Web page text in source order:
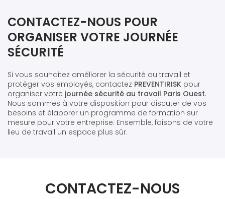
CONTACTEZ-NOUS POUR
ORGANISER VOTRE JOURNÉE
SÉCURITÉ
Si vous souhaitez améliorer la sécurité au travail et
protéger vos employés, contactez PREVENTIRISK pour
organiser votre journée sécurité au travail Paris Ouest.
Nous sommes à votre disposition pour discuter de vos
besoins et élaborer un programme de formation sur
mesure pour votre entreprise. Ensemble, faisons de votre
lieu de travail un espace plus sûr.
CONTACTEZ-NOUS